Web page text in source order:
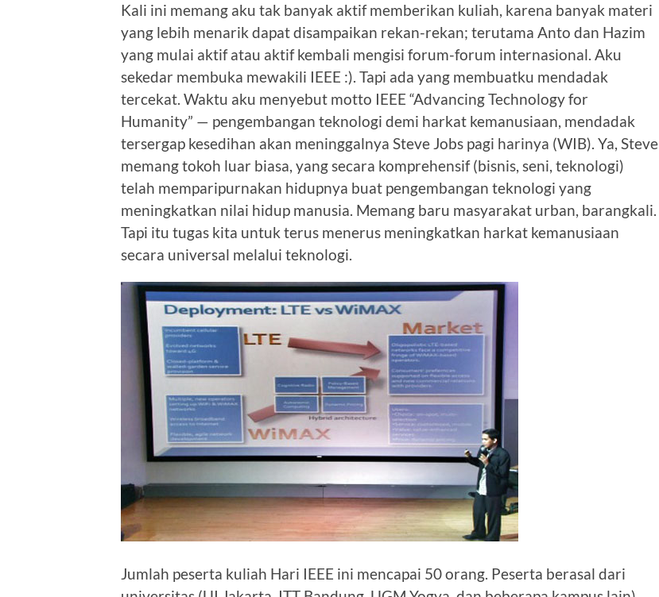
Kali ini memang aku tak banyak aktif memberikan kuliah, karena banyak materi
yang lebih menarik dapat disampaikan rekan-rekan; terutama Anto dan Hazim
yang mulai aktif atau aktif kembali mengisi forum-forum internasional. Aku
sekedar membuka mewakili IEEE :). Tapi ada yang membuatku mendadak
tercekat. Waktu aku menyebut motto IEEE “Advancing Technology for
Humanity” — pengembangan teknologi demi harkat kemanusiaan, mendadak
tersergap kesedihan akan meninggalnya Steve Jobs pagi harinya (WIB). Ya, Steve
memang tokoh luar biasa, yang secara komprehensif (bisnis, seni, teknologi)
telah memparipurnakan hidupnya buat pengembangan teknologi yang
meningkatkan nilai hidup manusia. Memang baru masyarakat urban, barangkali.
Tapi itu tugas kita untuk terus menerus meningkatkan harkat kemanusiaan
secara universal melalui teknologi.
Jumlah peserta kuliah Hari IEEE ini mencapai 50 orang. Peserta berasal dari